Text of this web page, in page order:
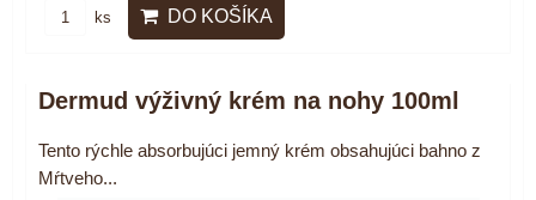
ks DO KOŠÍKA
Dermud výživný krém na nohy 100ml
Tento rýchle absorbujúci jemný krém obsahujúci bahno z
Mŕtveho...